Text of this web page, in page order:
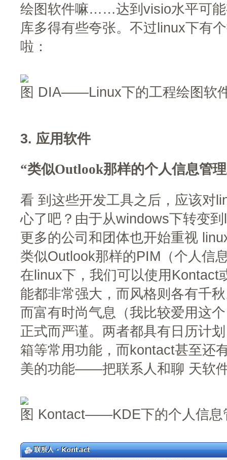
绘图软件嘛……达到visio水平可
库多得有些夸张。不过linux下有
啦：
图 DIA——Linux下的工程绘图软
3. 应用软件
“类似Outlook那样的个人信息管
看 到这些开发工具之后，应该对
心了吧？由于从windows下转变
更多的公司和团体也开始重视
类似Outlook那样的PIM（个人信
在linux下，我们可以使用Kontact
能都非常强大，而风格则各有千
而富有时尚气息（我比较爱用这
正式而严谨。两者都具有日历计
箱等常用功能，而kontact甚至还
美的功能——把联系人和聊 天软
图 Kontact——KDE下的个人信息